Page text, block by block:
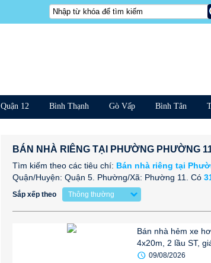
Quận 12 Bình Thạnh Gò Vấp Bình Tân
BÁN NHÀ RIÊNG TẠI PHƯỜNG PHƯỜNG
Tìm kiếm theo các tiêu chí: Bán nhà riêng tại
Quận/Huyện: Quận 5. Phường/Xã: Phường 11. Có
Sắp xếp theo Thông thường
Bán nhà hẻm xe
4x20m, 2 lầu ST,
09/08/2026